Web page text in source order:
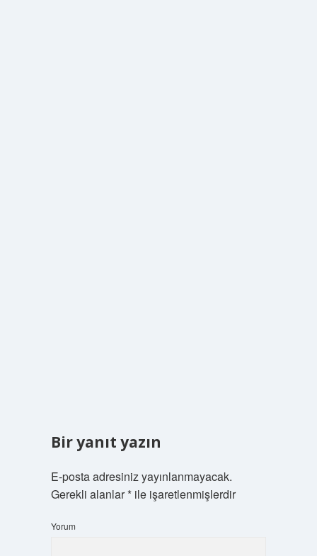
Bir yanıt yazın
E-posta adresiniz yayınlanmayacak.
Gerekli alanlar*ile işaretlenmişlerdir
Yorum